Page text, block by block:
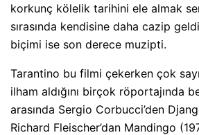
korkunç kölelik tarihini ele almak
sırasında kendisine daha cazip
biçimi ise son derece muzipti.
Tarantino bu filmi çekerken çok
ilham aldığını birçok röportajında
arasında Sergio Corbucci’den
Richard Fleischer’dan Mandingo